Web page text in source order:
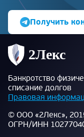
Получить
Банкротство
списание долгов
Правовая
© ООО «2Лекс»,
ОГРН/ИНН